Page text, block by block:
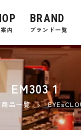
内
BRAND
ブランド一覧
EM303 1
品一覧